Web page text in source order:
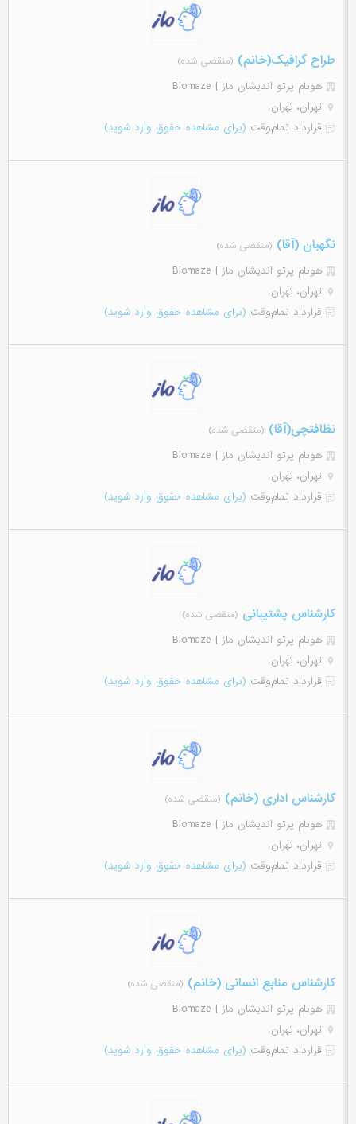
طراح گرافیک(خانم) (منقضی شده)
هونام پرتو اندیشان ماز | Biomaze
تهران، تهران
قرارداد تمام‌وقت (برای مشاهده حقوق وارد شوید)
نگهبان (آقا) (منقضی شده)
هونام پرتو اندیشان ماز | Biomaze
تهران، تهران
قرارداد تمام‌وقت (برای مشاهده حقوق وارد شوید)
نظافتچی(آقا) (منقضی شده)
هونام پرتو اندیشان ماز | Biomaze
تهران، تهران
قرارداد تمام‌وقت (برای مشاهده حقوق وارد شوید)
کارشناس پشتیبانی (منقضی شده)
هونام پرتو اندیشان ماز | Biomaze
تهران، تهران
قرارداد تمام‌وقت (برای مشاهده حقوق وارد شوید)
کارشناس اداری (خانم) (منقضی شده)
هونام پرتو اندیشان ماز | Biomaze
تهران، تهران
قرارداد تمام‌وقت (برای مشاهده حقوق وارد شوید)
کارشناس منابع انسانی (خانم) (منقضی شده)
هونام پرتو اندیشان ماز | Biomaze
تهران، تهران
قرارداد تمام‌وقت (برای مشاهده حقوق وارد شوید)